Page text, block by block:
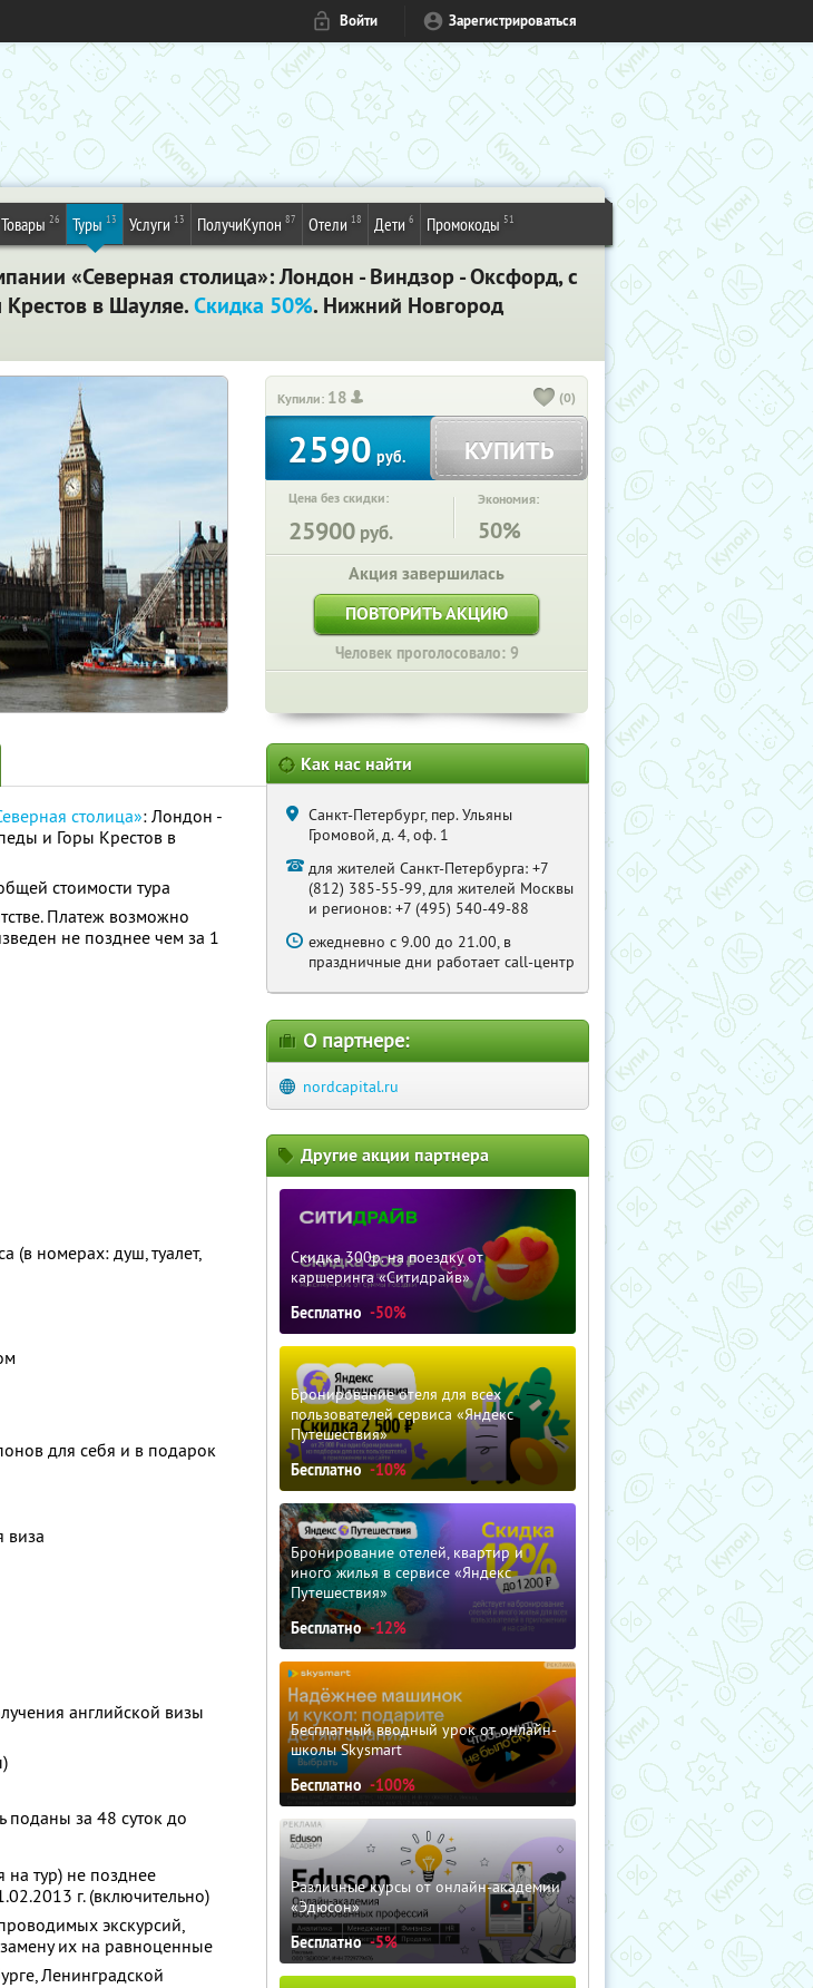
Войти Зарегистрироваться
Товары 26 Туры 13 Услуги 13 ПолучиКупон 87 Отели 18 Дети 6 Промокоды 51
«Северная столица»: Лондон - Виндзор - Оксфорд, с
в Шауляе.Скидка 50%. Нижний Новгород
Купили: 18 (0)
2590руб. КУПИТЬ
Цена без скидки:
25900 руб.
Экономия:
50%
Акция завершилась
ПОВТОРИТЬ АКЦИЮ
Человек проголосовало: 9
столица»: Лондон -
и Горы Крестов в
стоимости тура
Платеж возможно
не позднее чем за 1
(в номерах: душ, туалет,
для себя и в подарок
виза
английской визы
поданы за 48 суток до
на тур) не позднее
г. (включительно)
экскурсий,
их на равноценные
Ленинградской
Как нас найти
Санкт-Петербург, пер. Ульяны
Громовой, д. 4, оф. 1
для жителей Санкт-Петербурга: +7
(812) 385-55-99, для жителей Москвы
и регионов: +7 (495) 540-49-88
ежедневно с 9.00 до 21.00, в
праздничные дни работает call-центр
О партнере:
nordcapital.ru
Другие акции партнера
Скидка 300р. на поездку от
каршеринга «Ситидрайв»
Бесплатно -50%
Бронирование отеля для всех
пользователей сервиса «Яндекс
Путешествия»
Бесплатно -10%
Бронирование отелей, квартир и
иного жилья в сервисе «Яндекс
Путешествия»
Бесплатно -12%
Бесплатный вводный урок от онлайн-
школы Skysmart
Бесплатно -100%
Различные курсы от онлайн-академии
«Эдюсон»
Бесплатно -5%